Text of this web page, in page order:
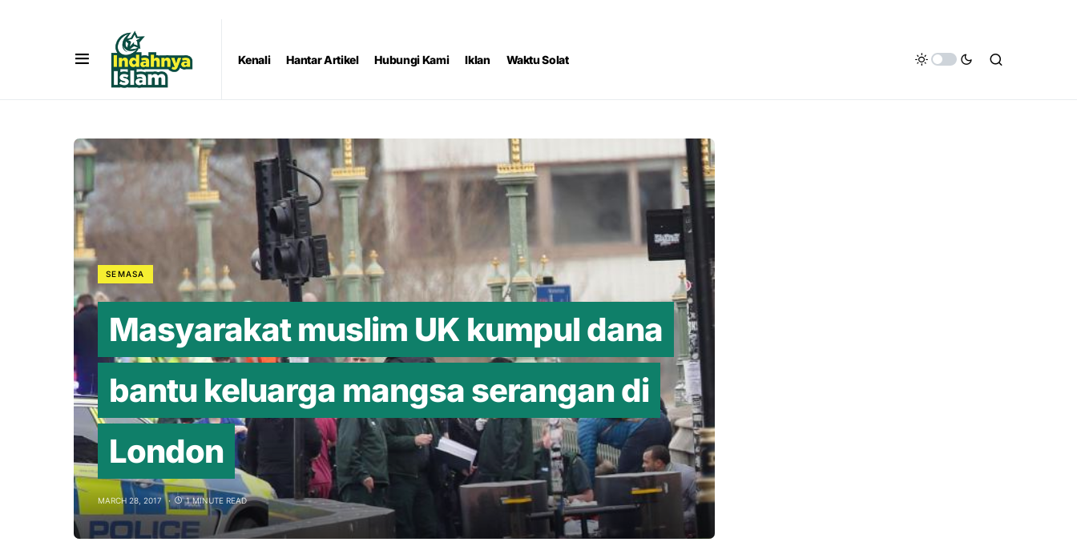
Kenali Hantar Artikel Hubungi Kami Iklan Waktu Solat
SEMASA
Masyarakat muslim UK kumpul dana
bantu keluarga mangsa serangan di
London
MARCH 28, 2017 1 MINUTE READ